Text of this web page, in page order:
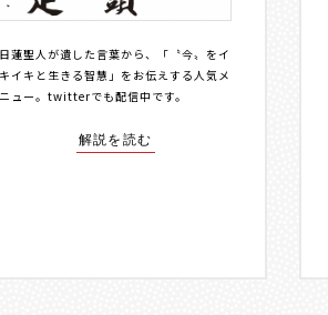
日蓮聖人が遺した言葉から、「〝今〟をイ
キイキと生きる智慧」をお伝えする人気メ
ニュー。 twitterでも配信中です。
解説を読む